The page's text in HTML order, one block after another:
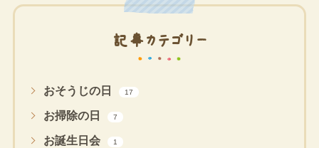
記事カテゴリー
おそうじの日 17
お掃除の日 7
お誕生日会 1